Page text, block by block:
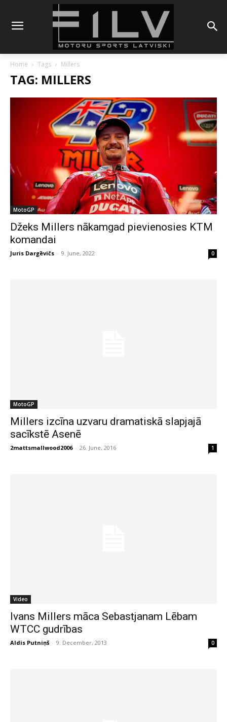
Home Tags Millers
TAG: MILLERS
MotoGP
Džeks Millers nākamgad pievienosies KTM
komandai
Juris Dargēvičs - 9. June, 2022 0
MotoGP
Millers izcīna uzvaru dramatiskā slapjajā
sacīkstē Asenē
2mattsmallwood2006 - 26. June, 2016 1
Video
Ivans Millers māca Sebastjanam Lēbam
WTCC gudrības
Aldis Putniņš - 9. December, 2013 0